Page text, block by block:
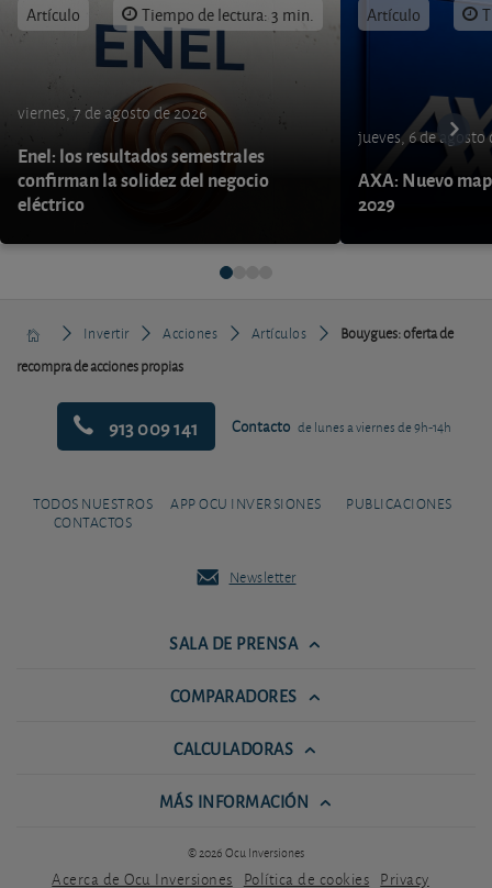
Artículo Tiempo de lectura: 3 min.
viernes, 7 de agosto de 2026
Enel: los resultados semestrales
confirman la solidez del negocio
eléctrico
Artículo
jueves, 6 de agosto
AXA: Nuevo
2029
Invertir Acciones Artículos
Bouygues: oferta de
recompra de acciones propias
913 009 141 Contacto de lunes a viernes de 9h-14h
TODOS NUESTROS
CONTACTOS
APP OCU INVERSIONES PUBLICACIONES
Newsletter
SALA DE PRENSA
COMPARADORES
CALCULADORAS
MÁS INFORMACIÓN
© 2026 Ocu Inversiones
Acerca de Ocu Inversiones Política de cookies Privacy